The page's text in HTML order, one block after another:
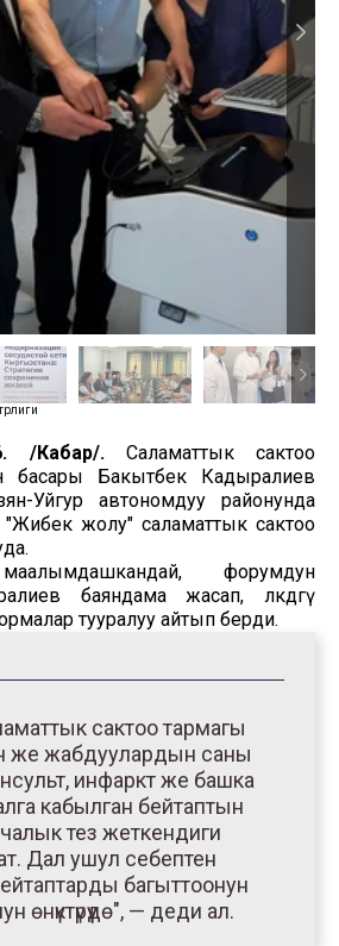
/Кабар/. Саламаттык сактоо
басары Бакытбек Кадыралиев
Уйгур автономдуу районунда
"Жибек жолу" саламаттык сактоо
форумдун
баяндама жасап, өлкөдөгү
тууралуу айтып берди.
сактоо тармагы
же жабдуулардын саны
инфаркт же башка
кабылган бейтаптын
тез жеткендиги
Дал ушул себептен
багыттоонун
өнүктүрүүдө", — деди ал.